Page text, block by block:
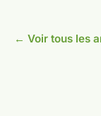
← Voir tous les